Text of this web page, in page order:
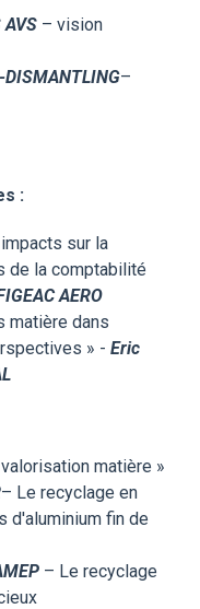
AVS – vision
DISMANTLING–
:
sur la
de la comptabilité
AERO
matière dans
» - Eric
matière »
– Le recyclage en
d'aluminium fin de
– Le recyclage